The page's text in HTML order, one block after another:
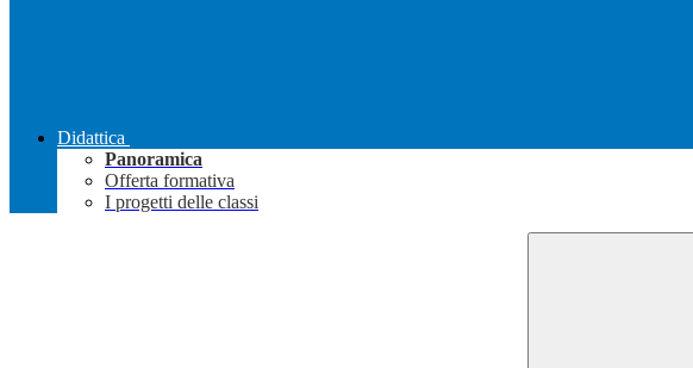
Didattica
Panoramica
Offerta formativa
I progetti delle classi